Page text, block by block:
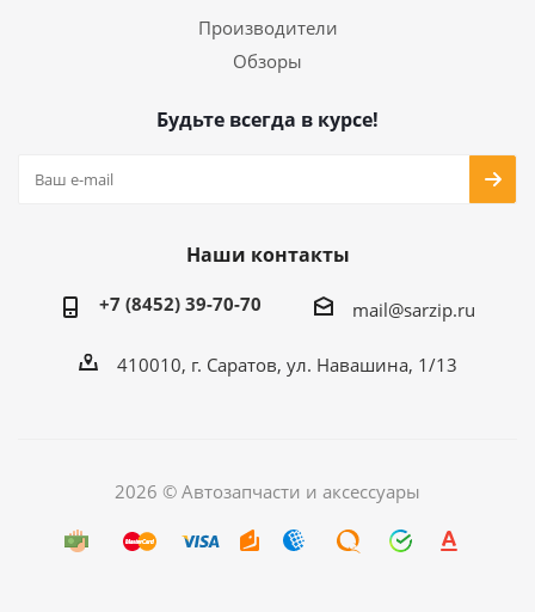
Производители
Обзоры
Будьте всегда в курсе!
Наши контакты
+7 (8452) 39-70-70 mail@sarzip.ru
410010, г. Саратов, ул. Навашина, 1/13
2026 © Автозапчасти и аксессуары